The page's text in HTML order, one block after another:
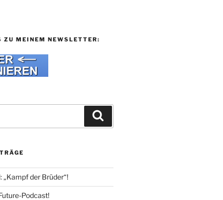
ZU MEINEM NEWSLETTER:
„Kampf der Brüder“!
Podcast!